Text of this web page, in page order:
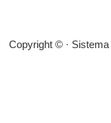
Copyright © ·